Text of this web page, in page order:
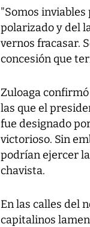
"Somos
polarizado y del
vernos fracasar.
concesión que
Zuloaga
las que el
fue designado
victorioso. Sin
podrían ejercer
chavista.
En las calles del
capitalinos